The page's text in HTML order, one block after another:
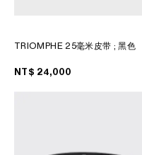
TRIOMPHE 25毫米皮带 ; 黑色
NT$ 24,000